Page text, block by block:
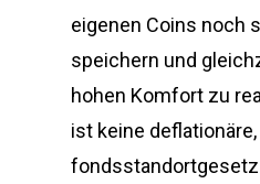
eigenen Coins noch
speichern und
hohen Komfort zu
ist keine deflationäre,